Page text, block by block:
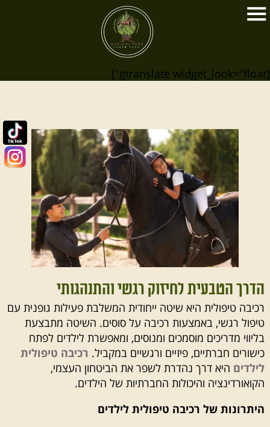
[gtranslate widget_look="float"]
הדרך הטבעית לחיזוק רגשי והתנהגותי
רכיבה טיפוליתהיא שיטה ייחודית המשלבת פעילות גופנית עם
טיפול רגשי, באמצעות רכיבה על סוסים. השיטה מתבצעת
בליווי מדריכים מוסמכים ומנוסים, ומאפשרת לילדים לפתח
כישורים חברתיים, פיזיים ורגשיים במקביל. רכיבה טיפולית
לילדים היא דרך נהדרת לשפר את הביטחון העצמי,
הקואורדינציה והיכולות החברתיות של הילדים.
היתרונות של רכיבה טיפולית לילדים